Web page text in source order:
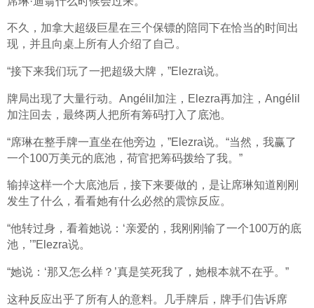
不久，加拿大超级巨星在三个保镖的陪同下在恰当的时间出
现，并且向桌上所有人介绍了自己。
“接下来我们玩了一把超级大牌，”Elezra说。
牌局出现了大量行动。Angélil加注，Elezra再加注，Angélil
加注回去，最终两人把所有筹码打入了底池。
“席琳在整手牌一直坐在他旁边，”Elezra说。“当然，我赢了
一个100万美元的底池，荷官把筹码拨给了我。”
输掉这样一个大底池后，接下来要做的，是让席琳知道刚刚
发生了什么，看看她有什么必然的震惊反应。
“他转过身，看着她说：‘亲爱的，我刚刚输了一个100万的底
池，’”Elezra说。
“她说：‘那又怎么样？’真是笑死我了，她根本就不在乎。”
这种反应出乎了所有人的意料。几手牌后，牌手们告诉席